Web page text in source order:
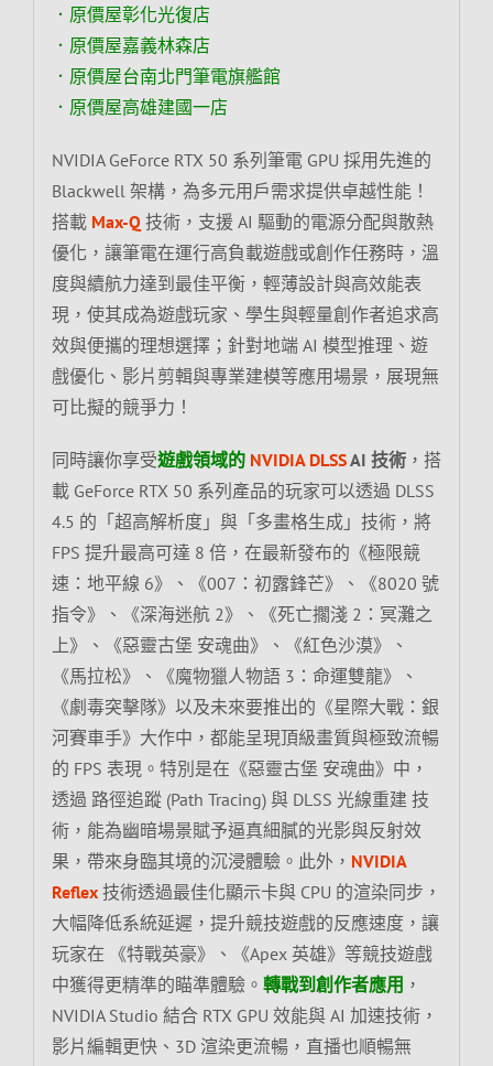
．原價屋彰化光復店
．原價屋嘉義林森店
．原價屋台南北門筆電旗艦館
．原價屋高雄建國一店
NVIDIA GeForce RTX 50 系列筆電 GPU 採用先進的
Blackwell 架構，為多元用戶需求提供卓越性能！
搭載 Max-Q 技術，支援 AI 驅動的電源分配與散熱
優化，讓筆電在運行高負載遊戲或創作任務時，溫
度與續航力達到最佳平衡，輕薄設計與高效能表
現，使其成為遊戲玩家、學生與輕量創作者追求高
效與便攜的理想選擇；針對地端 AI 模型推理、遊
戲優化、影片剪輯與專業建模等應用場景，展現無
可比擬的競爭力！
同時讓你享受遊戲領域的 NVIDIA DLSSAI 技術，搭
載 GeForce RTX 50 系列產品的玩家可以透過 DLSS
4.5 的「超高解析度」與「多畫格生成」技術，將
FPS 提升最高可達 8 倍，在最新發布的《極限競
速：地平線 6》、《007：初露鋒芒》、《8020 號
指令》、《深海迷航 2》、《死亡擱淺 2：冥灘之
上》、《惡靈古堡 安魂曲》、《紅色沙漠》、
《馬拉松》、《魔物獵人物語 3：命運雙龍》、
《劇毒突擊隊》以及未來要推出的《星際大戰：銀
河賽車手》大作中，都能呈現頂級畫質與極致流暢
的 FPS 表現。特別是在《惡靈古堡 安魂曲》中，
透過 路徑追蹤 (Path Tracing) 與 DLSS 光線重建 技
術，能為幽暗場景賦予逼真細膩的光影與反射效
果，帶來身臨其境的沉浸體驗。此外， NVIDIA
Reflex技術透過最佳化顯示卡與 CPU 的渲染同步，
大幅降低系統延遲，提升競技遊戲的反應速度，讓
玩家在 《特戰英豪》、《Apex 英雄》等競技遊戲
中獲得更精準的瞄準體驗。 轉戰到創作者應用 ，
NVIDIA Studio 結合 RTX GPU 效能與 AI 加速技術，
影片編輯更快、3D 渲染更流暢，直播也順暢無